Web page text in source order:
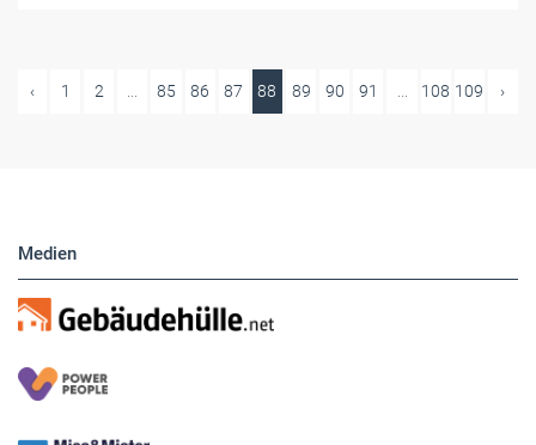
‹ 1 2 ... 85 86 87 88 89 90 91 ... 108 109 ›
Medien